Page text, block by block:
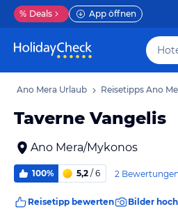
% Deals App öffnen
Ano Mera Urlaub Reisetipps Ano
Taverne Vangelis
Ano Mera/Mykonos
100% 5,2 / 6 2 Bewertungen
Reisetipp bewerten Bilder